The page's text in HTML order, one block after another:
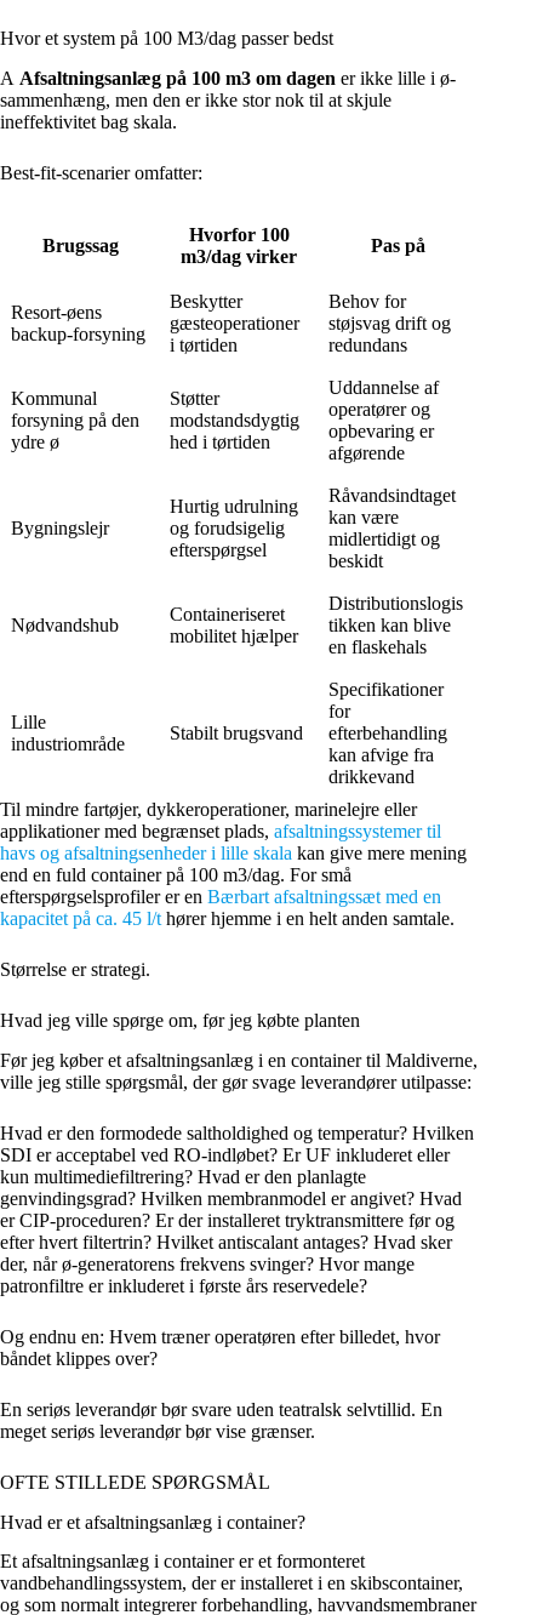
Hvor et system på 100 M3/dag passer bedst
A Afsaltningsanlæg på 100 m3 om dagen er ikke lille i ø-
sammenhæng, men den er ikke stor nok til at skjule
ineffektivitet bag skala.
Best-fit-scenarier omfatter:
Brugssag
Hvorfor 100
m3/dag virker
Pas på
Resort-øens
backup-forsyning
Beskytter
gæsteoperationer
i tørtiden
Behov for
støjsvag drift og
redundans
Kommunal
forsyning på den
ydre ø
Støtter
modstandsdygtig
hed i tørtiden
Uddannelse af
operatører og
opbevaring er
afgørende
Bygningslejr
Hurtig udrulning
og forudsigelig
efterspørgsel
Råvandsindtaget
kan være
midlertidigt og
beskidt
Nødvandshub
Containeriseret
mobilitet hjælper
Distributionslogis
tikken kan blive
en flaskehals
Lille
industriområde
Stabilt brugsvand
Specifikationer
for
efterbehandling
kan afvige fra
drikkevand
Til mindre fartøjer, dykkeroperationer, marinelejre eller
applikationer med begrænset plads, afsaltningssystemer til
havs og afsaltningsenheder i lille skala kan give mere mening
end en fuld container på 100 m3/dag. For små
efterspørgselsprofiler er en Bærbart afsaltningssæt med en
kapacitet på ca. 45 l/t hører hjemme i en helt anden samtale.
Størrelse er strategi.
Hvad jeg ville spørge om, før jeg købte planten
Før jeg køber et afsaltningsanlæg i en container til Maldiverne,
ville jeg stille spørgsmål, der gør svage leverandører utilpasse:
Hvad er den formodede saltholdighed og temperatur? Hvilken
SDI er acceptabel ved RO-indløbet? Er UF inkluderet eller
kun multimediefiltrering? Hvad er den planlagte
genvindingsgrad? Hvilken membranmodel er angivet? Hvad
er CIP-proceduren? Er der installeret tryktransmittere før og
efter hvert filtertrin? Hvilket antiscalant antages? Hvad sker
der, når ø-generatorens frekvens svinger? Hvor mange
patronfiltre er inkluderet i første års reservedele?
Og endnu en: Hvem træner operatøren efter billedet, hvor
båndet klippes over?
En seriøs leverandør bør svare uden teatralsk selvtillid. En
meget seriøs leverandør bør vise grænser.
OFTE STILLEDE SPØRGSMÅL
Hvad er et afsaltningsanlæg i container?
Et afsaltningsanlæg i container er et formonteret
vandbehandlingssystem, der er installeret i en skibscontainer,
og som normalt integrerer forbehandling, havvandsmembraner